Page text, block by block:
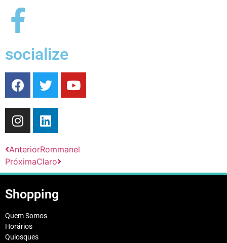
socialize
AnteriorRommanel
PróximaClaro
Shopping
Quem Somos
Horários
Quiosques